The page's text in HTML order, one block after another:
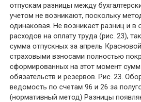
отпускам разницы между
учетом не возникают, поскольку
одинаковая. Не возникает разниц и в
расходов на оплату труда (рис. 23),
сумма отпускных за апрель
страховыми взносами полностью
сформированных на этот момент
обязательств и резервов. Рис. 23.
ведомость по счетам 96 и 26 за
(нормативный метод) Разницы